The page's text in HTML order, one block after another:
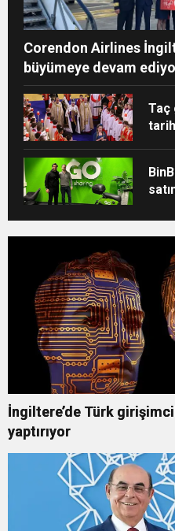
Corendon Airlines
büyümeye devam
Taç
İngiltere’de Türk
yaptırıyor